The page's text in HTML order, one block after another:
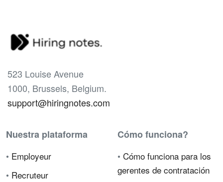
523 Louise Avenue
1000, Brussels, Belgium.
support@hiringnotes.com
Nuestra plataforma
• Employeur
• Recruteur
Cómo funciona?
• Cómo funciona para los
gerentes de contratación